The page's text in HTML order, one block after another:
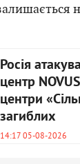
Росія
центр
центри
загиблих
14:17 05-08-2026